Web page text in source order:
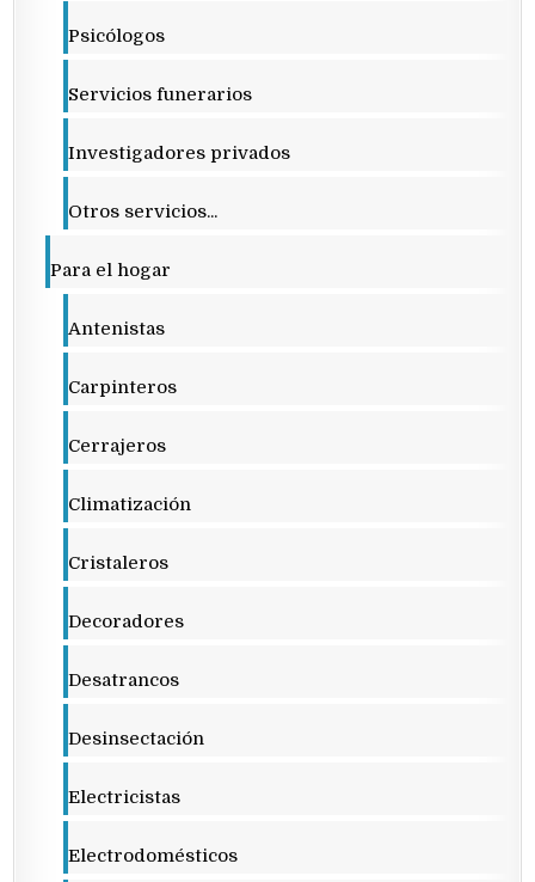
Psicólogos
Servicios funerarios
Investigadores privados
Otros servicios...
Para el hogar
Antenistas
Carpinteros
Cerrajeros
Climatización
Cristaleros
Decoradores
Desatrancos
Desinsectación
Electricistas
Electrodomésticos